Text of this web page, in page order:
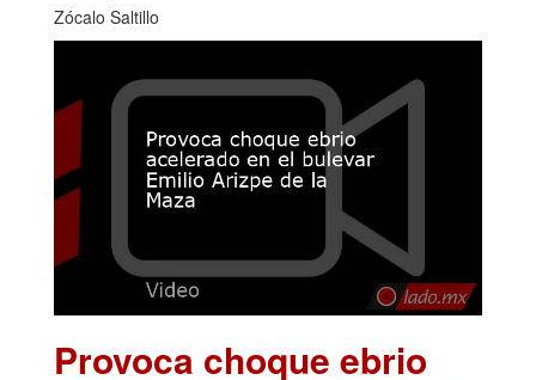
Zócalo Saltillo
Provoca choque ebrio